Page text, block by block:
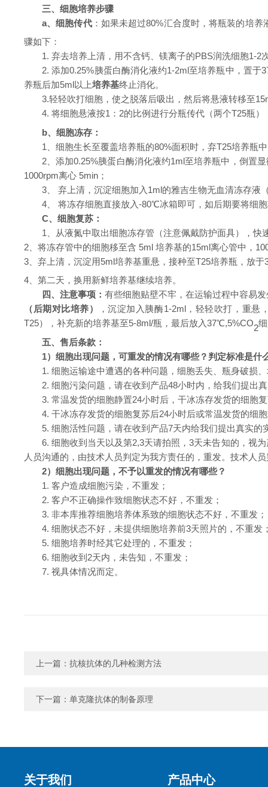
三、细胞培养步骤
a、细胞传代： 如果未超过80%汇合度时，将瓶装的培
骤如下：
1. 弃去培养上清，用不含钙、镁离子的PBS润洗细胞1-2
2. 添加0.25%胰蛋白酶消化液约1-2ml至培养瓶中，置于
养瓶后加5ml以上培养基终止消化。
3.轻轻吹打细胞， 使之脱落后吸出， 然后将悬液转移至
4. 将细胞悬液按1：2的比例进行分瓶传代（两个T25瓶）
b、 细胞冻存：
1、细胞生长至覆盖培养瓶的80%面积时，弃T25培养瓶
2、添加0.25%胰蛋白酶消化液约1ml至培养瓶中，倒置
1000rpm离心 5min；
3、 弃上清，沉淀细胞加入1ml的雅吉生物无血清冻存液
4、 将冻存细胞直接放入-80℃冰箱即可，如后期要将细
C、 细胞复苏：
1、
从液氮中取出细胞冻存管（注意佩戴防护面具），快
2、 将冻存管中的细胞移至含 5ml 培养基的15ml离心管中，
3、 弃上清，沉淀用5ml培养基重悬，接种至T25培养瓶， 放于
4、 第二天，换用新鲜培养基继续培养。
四、 注意事项： 有些细胞贴壁不牢，在运输过程中容易
（后期对比培养）
，沉淀加入胰酶1-2ml，轻轻吹打，重悬
T25），补充新的培养基至5-8ml/瓶，最后放入37℃,5%CO2
五、 售后条款：
1） 细胞出现问题，可重发的情况有哪些？判定标准是什
1. 细胞运输途中遭遇的各种问题，细胞丢失、瓶身破损
2. 细胞污染问题，请在收到产品48小时内，给我们提出
3. 常温发货的细胞静置24小时后，干冰冻存发货的细胞
4. 干冰冻存发货的细胞复苏后24小时后或常温发货的细
5. 细胞活性问题，请在收到产品7天内给我们提出真实
6. 细胞收到当天以及第2,3天请拍照，3天未告知的，视
人员沟通的，由技术人员判定为我方责任的，重发。技术人
2） 细胞出现问题，不予以重发的情况有哪些？
1. 客户造成细胞污染，不重发；
2. 客户不正确操作致细胞状态不好，不重发；
3. 非本库推荐细胞培养体系致的细胞状态不好，不重发；
4. 细胞状态不好，未提供细胞培养前3天照片的，不重发
5. 细胞培养时经其它处理的，不重发；
6. 细胞收到 2天内，未告知，不重发；
7. 视具体情况而定。
上一篇： 抗核抗体的几种检测方法
下一篇： 单克隆抗体的制备原理
关于我们 产品中心